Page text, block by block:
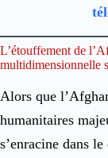
L’étouffement de
multidimensionnelle
Alors que
humanitaires
s’enracine dans